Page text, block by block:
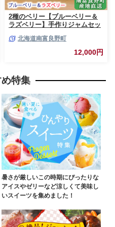
2種のベリー【ブルーベリー＆
ラズベリー】手作りジャムセッ
ャム ベリー ブルーベリー ラズ
ベリー ソース カシス 果実 てん
北海道南富良野町
12,000円
特集
暑さが厳しいこの時期にぴったりな
アイスやゼリーなど涼しくて美味し
いスイーツを集めました！